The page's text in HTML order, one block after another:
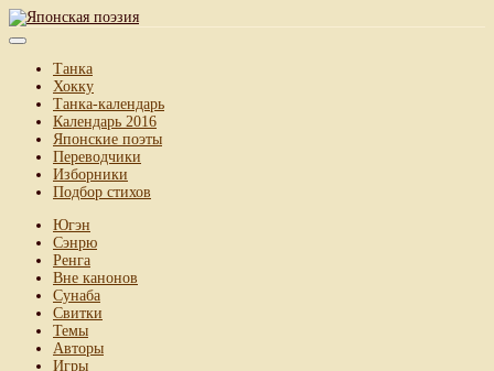
Танка
Хокку
Танка-календарь
Календарь 2016
Японские поэты
Переводчики
Изборники
Подбор стихов
Югэн
Сэнрю
Ренга
Вне канонов
Сунаба
Свитки
Темы
Авторы
Игры